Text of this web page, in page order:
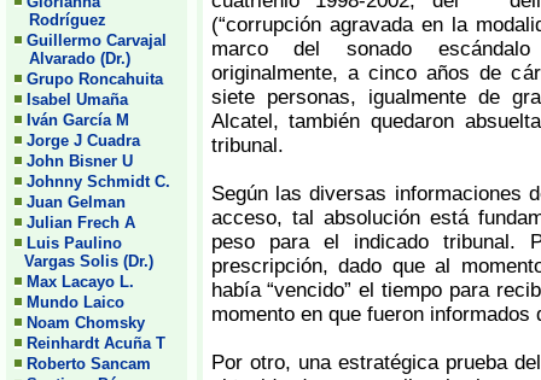
Rodríguez
Guillermo Carvajal
Alvarado (Dr.)
Grupo Roncahuita
Isabel Umaña
Iván García M
Jorge J Cuadra
John Bisner U
Johnny Schmidt C.
Juan Gelman
Julian Frech A
Luis Paulino
Vargas Solis (Dr.)
Max Lacayo L.
Mundo Laico
Noam Chomsky
Reinhardt Acuña T
Roberto Sancam
(“corrupción agravada en la
marco del sonado escándalo
originalmente, a cinco años de
siete personas, igualmente de
Alcatel, también quedaron
tribunal.
Según las diversas informaciones
acceso, tal absolución está
peso para el indicado tribunal.
prescripción, dado que al
había “vencido” el tiempo para
momento en que fueron
Por otro, una estratégica prueba